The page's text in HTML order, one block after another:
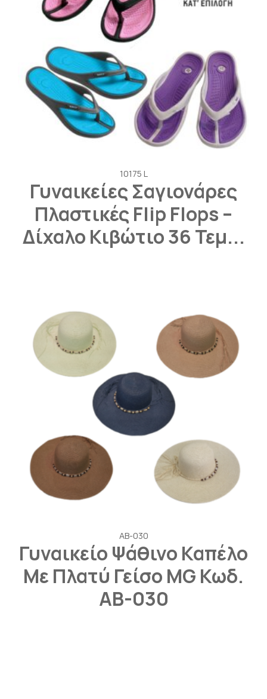
10175 L
Γυναικείες Σαγιονάρες
Πλαστικές Flip Flops –
Δίχαλο Κιβώτιο 36 Τεμ...
AB-030
Γυναικείο Ψάθινο Καπέλο
Με Πλατύ Γείσο MG Κωδ.
ΑΒ-030